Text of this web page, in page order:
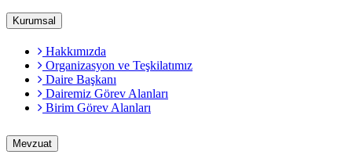
Kurumsal
Hakkımızda
Organizasyon ve Teşkilatımız
Daire Başkanı
Dairemiz Görev Alanları
Birim Görev Alanları
Mevzuat